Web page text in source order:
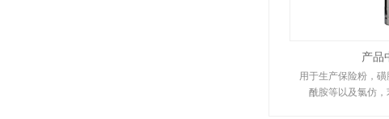
产品
用于生产保险粉，
酰胺等以及氯仿，